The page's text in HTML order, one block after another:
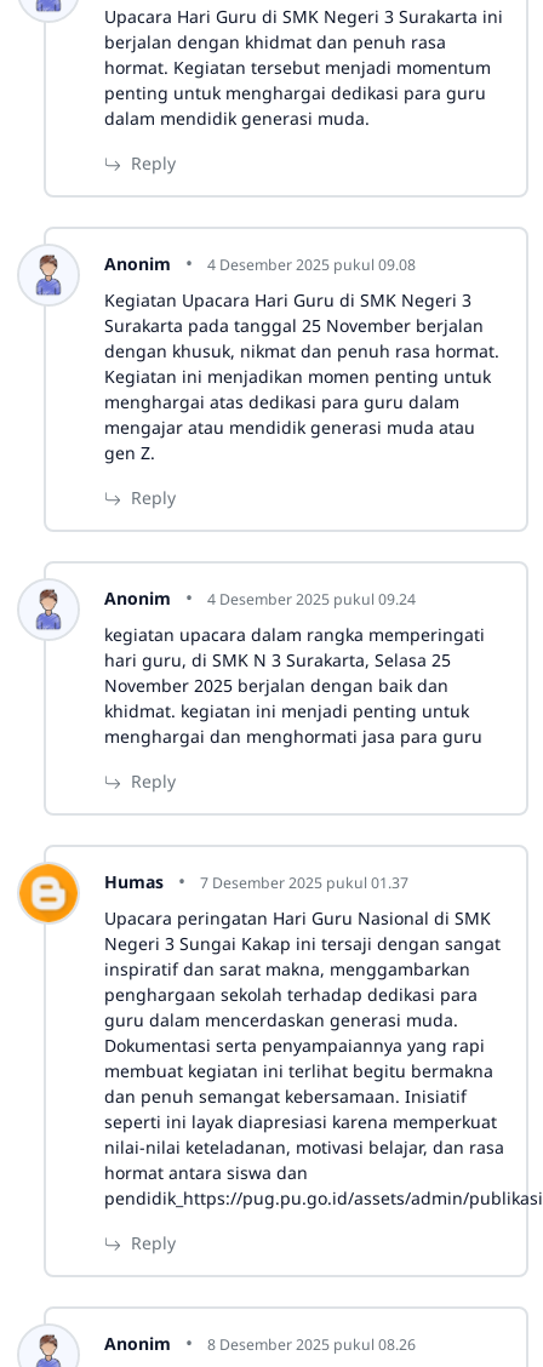
Upacara Hari Guru di SMK Negeri 3 Surakarta ini
berjalan dengan khidmat dan penuh rasa
hormat. Kegiatan tersebut menjadi momentum
penting untuk menghargai dedikasi para guru
dalam mendidik generasi muda.
Reply
Anonim 4 Desember 2025 pukul 09.08
Kegiatan Upacara Hari Guru di SMK Negeri 3
Surakarta pada tanggal 25 November berjalan
dengan khusuk, nikmat dan penuh rasa hormat.
Kegiatan ini menjadikan momen penting untuk
menghargai atas dedikasi para guru dalam
mengajar atau mendidik generasi muda atau
gen Z.
Reply
Anonim 4 Desember 2025 pukul 09.24
kegiatan upacara dalam rangka memperingati
hari guru, di SMK N 3 Surakarta, Selasa 25
November 2025 berjalan dengan baik dan
khidmat. kegiatan ini menjadi penting untuk
menghargai dan menghormati jasa para guru
Reply
Humas 7 Desember 2025 pukul 01.37
Upacara peringatan Hari Guru Nasional di SMK
Negeri 3 Sungai Kakap ini tersaji dengan sangat
inspiratif dan sarat makna, menggambarkan
penghargaan sekolah terhadap dedikasi para
guru dalam mencerdaskan generasi muda.
Dokumentasi serta penyampaiannya yang rapi
membuat kegiatan ini terlihat begitu bermakna
dan penuh semangat kebersamaan. Inisiatif
seperti ini layak diapresiasi karena memperkuat
nilai-nilai keteladanan, motivasi belajar, dan rasa
hormat antara siswa dan
pendidik_ https://pug.pu.go.id/assets/admin/
Reply
Anonim 8 Desember 2025 pukul 08.26